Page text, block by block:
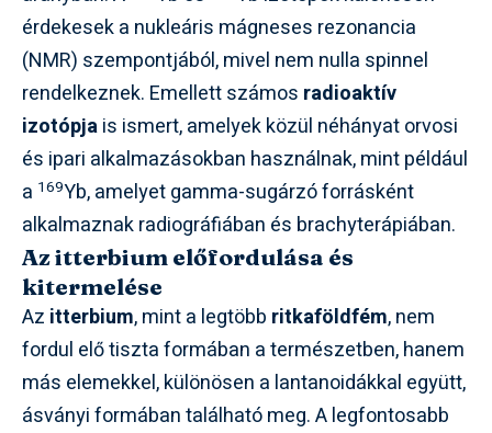
érdekesek a nukleáris mágneses rezonancia
(NMR) szempontjából, mivel nem nulla spinnel
rendelkeznek. Emellett számos radioaktív
izotópjais ismert, amelyek közül néhányat orvosi
és ipari alkalmazásokban használnak, mint például
a 169Yb, amelyet gamma-sugárzó forrásként
alkalmaznak radiográfiában és brachyterápiában.
Az itterbium előfordulása és
kitermelése
Az itterbium, mint a legtöbb ritkaföldfém, nem
fordul elő tiszta formában a természetben, hanem
más elemekkel, különösen a lantanoidákkal együtt,
ásványi formában található meg. A legfontosabb